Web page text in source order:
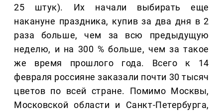
25 штук). Их начали выбирать еще
накануне праздника, купив за два дня в 2
раза больше, чем за всю предыдущую
неделю, и на 300 % больше, чем за такое
же время прошлого года. Всего к 14
февраля россияне заказали почти 30 тысяч
цветов по всей стране. Помимо Москвы,
Московской области и Санкт-Петербурга,